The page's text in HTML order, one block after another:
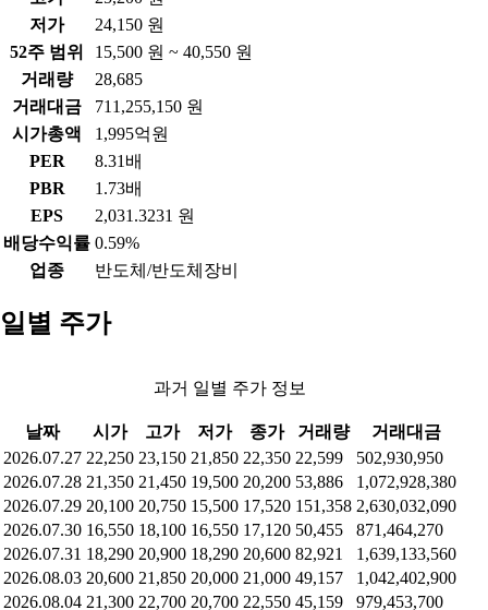
저가
24,150 원
52주 범위
15,500 원 ~ 40,550 원
거래량
28,685
거래대금
711,255,150 원
시가총액
1,995억원
PER
8.31배
PBR
1.73배
EPS
2,031.3231 원
배당수익률 0.59%
업종
반도체/반도체장비
일별 주가
과거 일별 주가 정보
날짜 시가 고가 저가 종가 거래량
거래대금
2026.07.27 22,250 23,150 21,850 22,350 22,599
502,930,950
2026.07.28 21,350 21,450 19,500 20,200 53,886
1,072,928,380
2026.07.29 20,100 20,750 15,500 17,520 151,358 2,630,032,090
2026.07.30 16,550 18,100 16,550 17,120 50,455
871,464,270
2026.07.31 18,290 20,900 18,290 20,600 82,921
1,639,133,560
2026.08.03 20,600 21,850 20,000 21,000 49,157
1,042,402,900
2026.08.04 21,300 22,700 20,700 22,550 45,159 979,453,700